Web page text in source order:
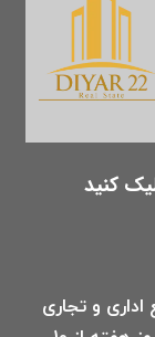
و تجاری
کنید